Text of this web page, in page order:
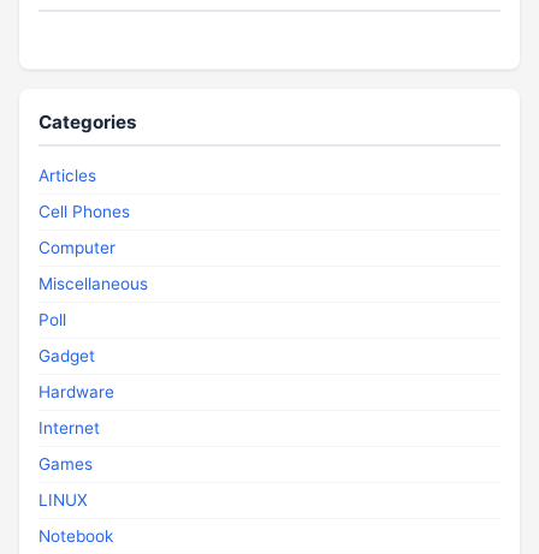
Categories
Articles
Cell Phones
Computer
Miscellaneous
Poll
Gadget
Hardware
Internet
Games
LINUX
Notebook